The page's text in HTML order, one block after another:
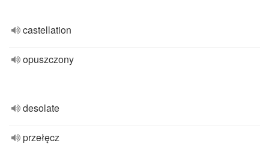
castellation
opuszczony
desolate
przełęcz